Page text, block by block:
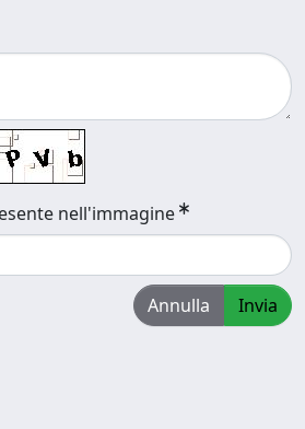
nell'immagine
Annulla Invia